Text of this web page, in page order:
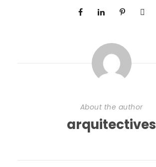
About the author
arquitectives